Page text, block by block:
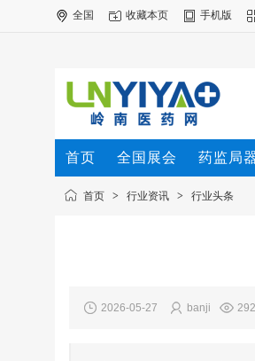
全国 收藏本页 手机版
首页 全国展会 药监局
首页 > 行业资讯 > 行业头条
2026-05-27 banji 292